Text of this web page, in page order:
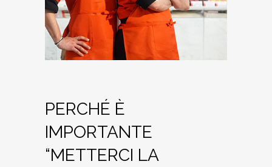
PERCHÉ È
IMPORTANTE
“METTERCI LA